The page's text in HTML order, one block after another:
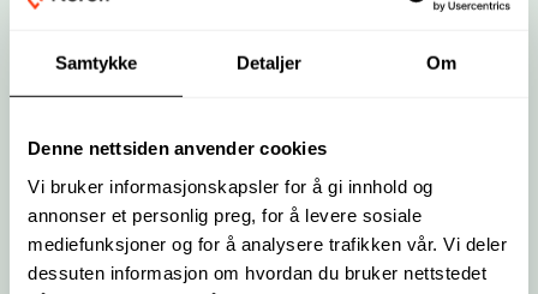
Samtykke Detaljer Om
Denne nettsiden anvender cookies
Vi bruker informasjonskapsler for å gi innhold og
annonser et personlig preg, for å levere sosiale
mediefunksjoner og for å analysere trafikken vår. Vi deler
dessuten informasjon om hvordan du bruker nettstedet
By clicking on 'Submit', you accept thePrivacy policyand